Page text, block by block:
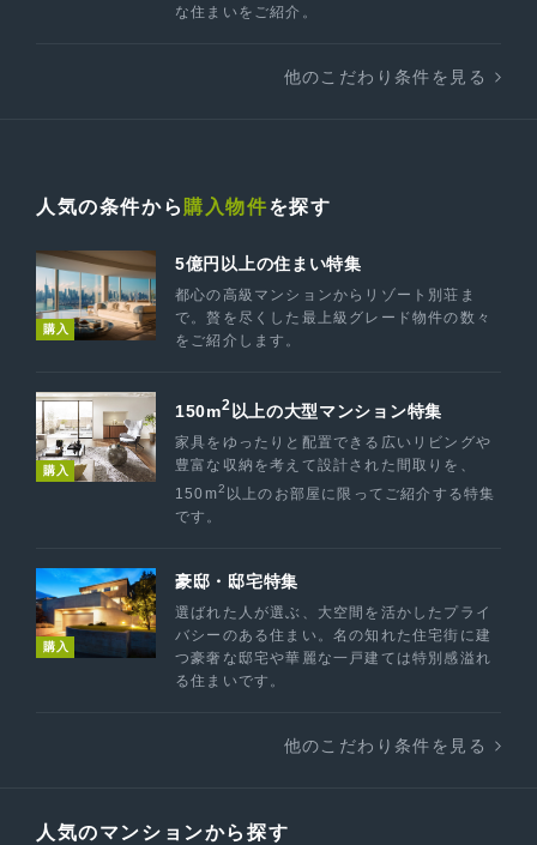
な住まいをご紹介。
他のこだわり条件を見る
人気の条件から 購入物件を探す
購入
5億円以上の住まい特集
都心の高級マンションからリゾート別荘ま
で。贅を尽くした最上級グレード物件の数々
をご紹介します。
購入
150m2 以上の大型マンション特集
家具をゆったりと配置できる広いリビングや
豊富な収納を考えて設計された間取りを、
150m2 以上のお部屋に限ってご紹介する特集
です。
購入
豪邸・邸宅特集
選ばれた人が選ぶ、大空間を活かしたプライ
バシーのある住まい。名の知れた住宅街に建
つ豪奢な邸宅や華麗な一戸建ては特別感溢れ
る住まいです。
他のこだわり条件を見る
人気のマンションから探す